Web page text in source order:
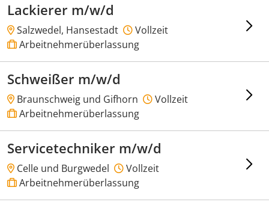
Lackierer m/w/d
Salzwedel, Hansestadt
Vollzeit
Arbeitnehmerüberlassung
Schweißer m/w/d
Braunschweig und Gifhorn
Vollzeit
Arbeitnehmerüberlassung
Servicetechniker m/w/d
Celle und Burgwedel
Vollzeit
Arbeitnehmerüberlassung